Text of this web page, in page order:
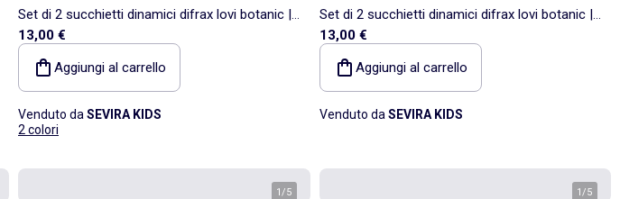
Set di 2 succhietti dinamici difrax lovi botanic |
Difrax
13,00 €
Aggiungi al carrello
Venduto da SEVIRA KIDS
2 colori
Set di 2 succhietti dinamici difrax lovi botanic |
Difrax
13,00 €
Aggiungi al carrello
Venduto da SEVIRA KIDS
1/5 1/5